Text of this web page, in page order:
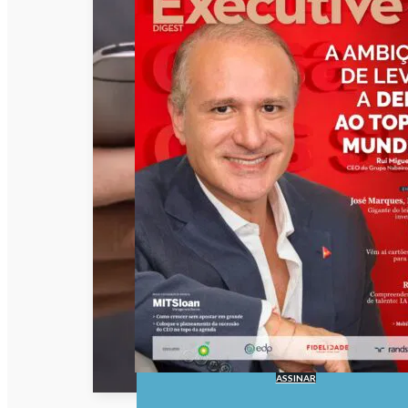
ASSINAR